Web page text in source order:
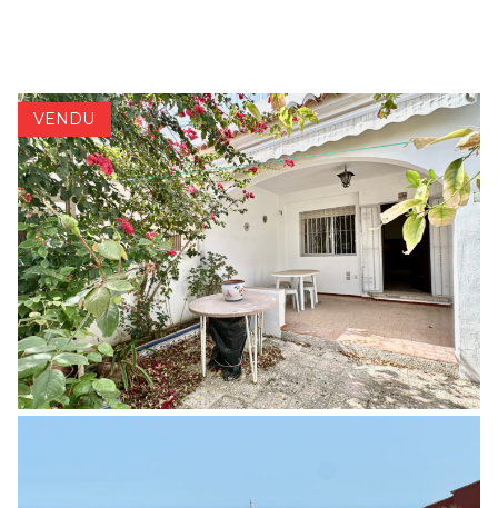
PROPRIÉTÉS À VENDRE
VENDRE
ACHETER
À PROPOS DE NOUS
ASSOCIATES
CONTACT
VENDU